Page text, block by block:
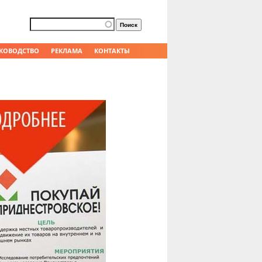
РЕКЛАМА КОНТАКТЫ
Форма поиска
Поиск